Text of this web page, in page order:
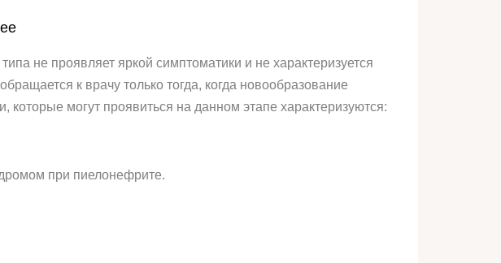
не проявляет яркой симптоматики и не характеризуется
к врачу только тогда, когда новообразование
которые могут проявиться на данном этапе характеризуются:
при пиелонефрите.